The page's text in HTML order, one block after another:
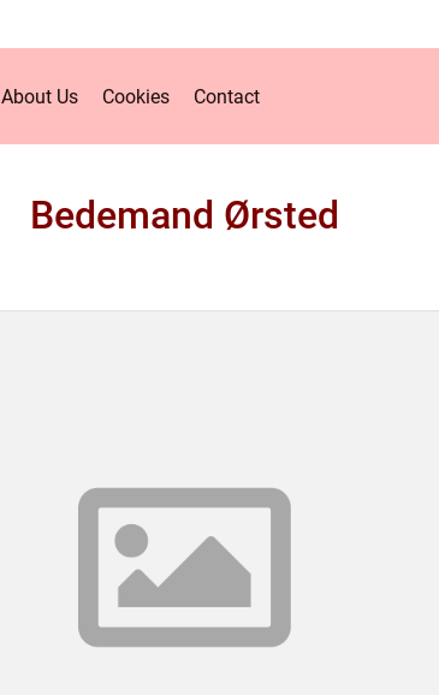
About Us Cookies Contact
Bedemand Ørsted